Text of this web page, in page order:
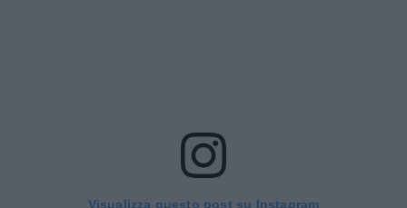
Visualizza questo post su Instagram